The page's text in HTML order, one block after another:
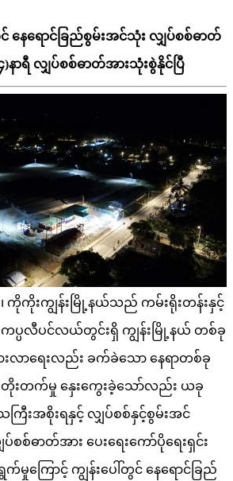
ေရောင်ခြည်စွမ်းအင်သုံး လျှပ်စစ်ဓာတ်
)နာရီ လျှပ်စစ်ဓာတ်အားသုံးစွဲနိုင်ပြီ
ကိုကိုးကျွန်းမြို့နယ်သည် ကမ်းရိုးတန်းနှင့်
ပ္ပလီပင်လယ်တွင်းရှိ ကျွန်းမြို့နယ် တစ်ခု
းလာရေးလည်း ခက်ခဲသော နေရာတစ်ခု
းတိုးတက်မှု နှေးကွေးခဲ့သော်လည်း ယခု
ကြီးအစိုးရနှင့် လျှပ်စစ်နှင့်စွမ်းအင်
ပ်စစ်ဓာတ်အား ပေးရေးကော်ပိုရေးရှင်း
မှုကြောင့် ကျွန်းပေါ်တွင် နေရောင်ခြည်